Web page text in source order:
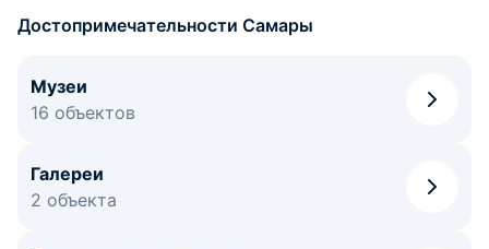
Достопримечательности Самары
Музеи
16 объектов
Галереи
2 объекта